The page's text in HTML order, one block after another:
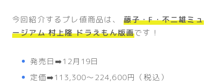
今回紹介するプレ値商品は、 藤子・F・不二雄ミュ
ージアム 村上隆 ドラえもん版画です！
発売日➡️12月19日
定価➡️113,300〜224,600円（税込）